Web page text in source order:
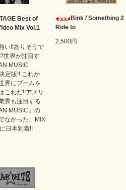
Best of
Mix Vol.1
い!!ありそうで
世界が注目す
MUSIC
定版!! これか
界にブームを
これだ!!アメリ
界も注目する
MUSIC』の
なかった、MIX
日本到着!!
Bink / Something 2
Ride to
2,500円